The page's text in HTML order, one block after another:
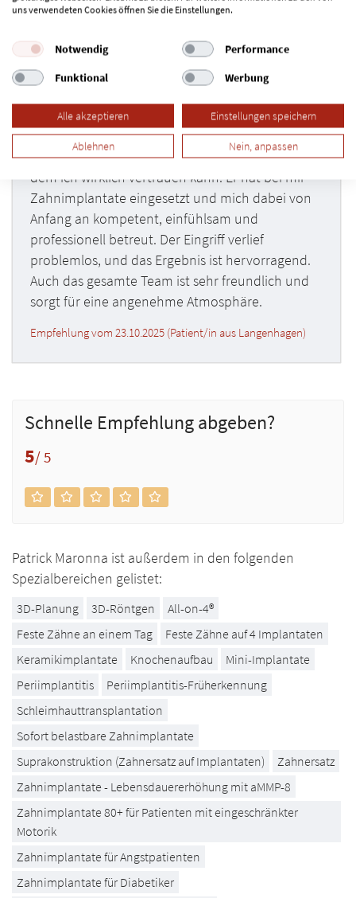
Ich habe lange nach einem Zahnarzt gesucht,
dem ich wirklich vertrauen kann. Er hat bei mir
Zahnimplantate eingesetzt und mich dabei von
Anfang an kompetent, einfühlsam und
professionell betreut. Der Eingriff verlief
problemlos, und das Ergebnis ist hervorragend.
Auch das gesamte Team ist sehr freundlich und
sorgt für eine angenehme Atmosphäre.
Empfehlung vom 23.10.2025 (Patient/in aus Langenhagen)
Schnelle Empfehlung abgeben?
5/ 5
Patrick Maronna ist außerdem in den folgenden
Spezialbereichen gelistet:
3D-Planung 3D-Röntgen
All-on-4®
Feste Zähne an einem Tag
Feste Zähne auf 4 Implantaten
Keramikimplantate
Knochenaufbau
Mini-Implantate
Periimplantitis
Periimplantitis-Früherkennung
Schleimhauttransplantation
Sofort belastbare Zahnimplantate
Suprakonstruktion (Zahnersatz auf Implantaten)
Zahnersatz
Zahnimplantate - Lebensdauererhöhung mit aMMP-8
Zahnimplantate 80+ für Patienten mit eingeschränkter
Motorik
Zahnimplantate für Angstpatienten
Zahnimplantate für Diabetiker
uns verwendeten Cookies öffnen Sie die Einstellungen.
Notwendig
Performance
Funktional
Werbung
Alle akzeptieren Einstellungen speichern
Ablehnen Nein, anpassen